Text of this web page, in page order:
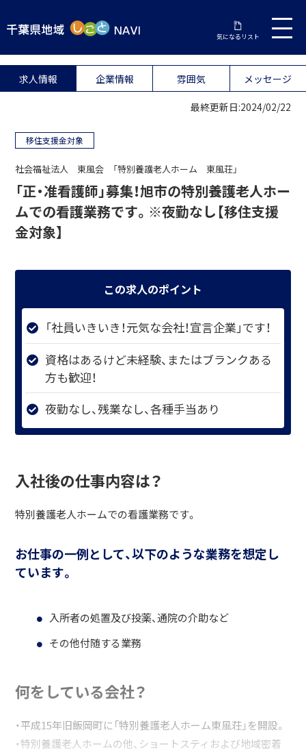
気になるリスト
求人情報 企業情報 雰囲気 メッセージ
最終更新日:2024/02/22
移住支援金対象
社会福祉法人 東風会 「特別養護老人ホーム 東風荘」
「正・准看護師」募集！旭市の特別養護老人ホー
ムでの看護業務です。※夜勤なし【移住支援
金対象】
この求人のポイント
「社員いきいき！元気な会社！宣言企業」です！
資格はあるけど未経験、またはブランクある
方も歓迎！
夜勤なし、残業なし、各種手当あり
入社後の仕事内容は？
特別養護老人ホームでの看護業務です。
お仕事の一例として、以下のような業務を想定し
ています。
入所者の処置及び投薬、通院の介助など
その他付随する業務
何をしている会社？
・平成15年旧飯岡町に「特別養護老人ホーム東風荘」を開設。
・特別養護老人ホームの他、ショートスティおよび地域密着